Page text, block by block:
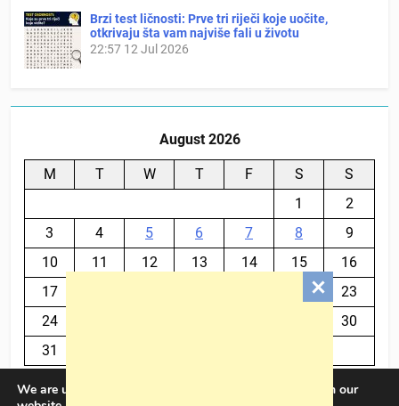
Brzi test ličnosti: Prve tri riječi koje uočite,
otkrivaju šta vam najviše fali u životu
22:57 12 Jul 2026
August 2026
M T W T F S
S
1
2
3
4 5 6 7 8
9
10
11 12 13 14 15
16
17
23
24
30
31
We are using cookies to give you the best experience on our